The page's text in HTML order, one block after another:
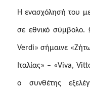
Η ενασχόλησή του με
σε εθνικό σύμβολο.
Verdi» σήμαινε
Ιταλίας» – «Viva,
ο συνθέτης